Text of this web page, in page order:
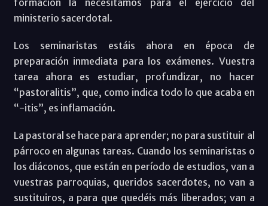
ministerio sacerdotal.
Los seminaristas estáis ahora en época de
preparación inmediata para los exámenes. Vuestra
tarea ahora es estudiar, profundizar, no hacer
“pastoralitis”, que, como indica todo lo que acaba en
“-itis”, es inflamación.
La pastoral se hace para aprender; no para sustituir al
párroco en algunas tareas. Cuando los seminaristas o
los diáconos, que están en período de estudios, van a
vuestras parroquias, queridos sacerdotes, no van a
sustituiros, a para que quedéis más liberados; van a